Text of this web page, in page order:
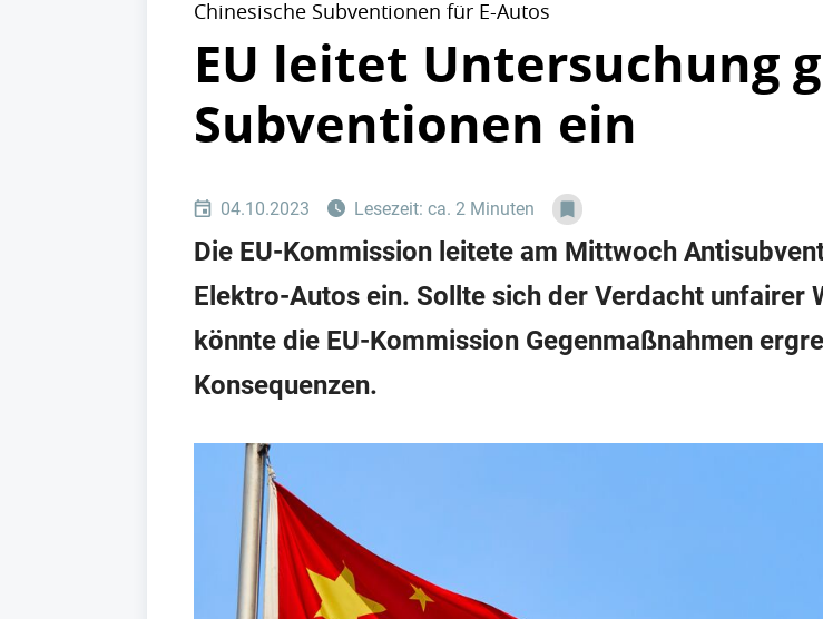
Chinesische Subventionen für E-Autos
EU leitet Untersuchung
Subventionen ein
04.10.2023 Lesezeit: ca. 2 Minuten
Die EU-Kommission leitete am Mittwoch
Elektro-Autos ein. Sollte sich der Verdacht unfairer
könnte die EU-Kommission Gegenmaßnahmen
Konsequenzen.